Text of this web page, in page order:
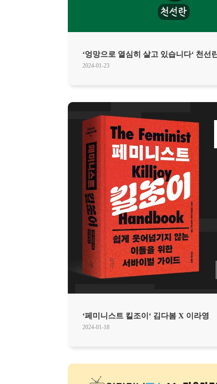
‘엉망으로 열심히 살고 있습니다‘ 천선
2024-01-23
‘페미니스트 킬조이‘ 김다봄 X 이라영
2024-01-18